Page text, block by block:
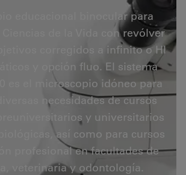
educacional binocular para
Ciencias de la Vida con revólver
corregidos a infinito o HI
y opción fluo. El sistema
es el microscopio idóneo para
necesidades de cursos
y universitarios
así como para cursos
profesional en facultades de
veterinaria y odontología.